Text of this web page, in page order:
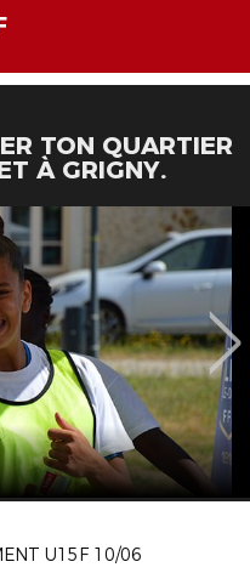
TON QUARTIER
À GRIGNY.
U15F 10/06